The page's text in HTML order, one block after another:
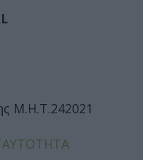
Μ.Η.Τ.242021